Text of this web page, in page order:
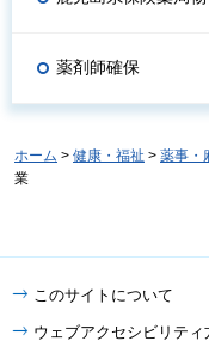
薬剤師確保
ホーム > 健康・福祉 > 薬事・
業
このサイトについて
ウェブアクセシビリティ